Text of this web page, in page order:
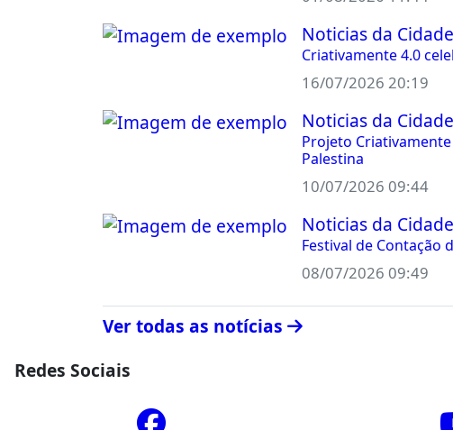
Noticias da Cidade
Criativamente 4.0
16/07/2026 20:19
Noticias da Cidade
Projeto
Palestina
10/07/2026 09:44
Noticias da Cidade
Festival de Contação
08/07/2026 09:49
Ver todas as notícias
Redes Sociais